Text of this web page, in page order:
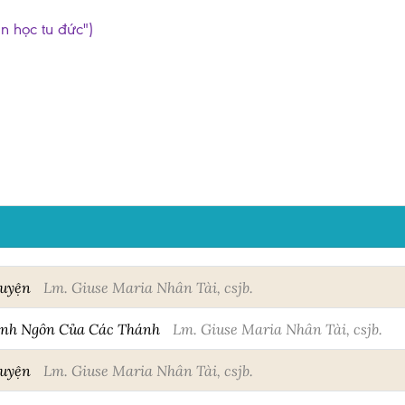
học tu đức")
Lm. Giuse Maria Nhân Tài, csjb.
Ngôn Của Các Thánh Lm. Giuse Maria Nhân Tài, csjb.
Lm. Giuse Maria Nhân Tài, csjb.